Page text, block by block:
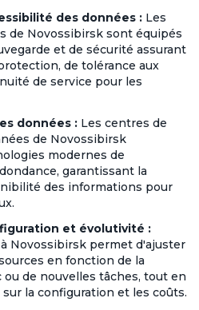
des données : Les
de Novossibirsk sont équipés
et de sécurité assurant
de tolérance aux
de service pour les
données : Les centres de
de Novossibirsk
modernes de
garantissant la
des informations pour
et évolutivité :
à Novossibirsk permet d'ajuster
en fonction de la
ou de nouvelles tâches, tout en
la configuration et les coûts.